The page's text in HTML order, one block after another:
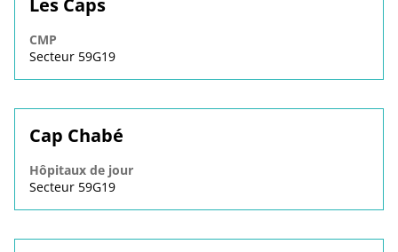
Les Caps
CMP
Secteur 59G19
Cap Chabé
Hôpitaux de jour
Secteur 59G19